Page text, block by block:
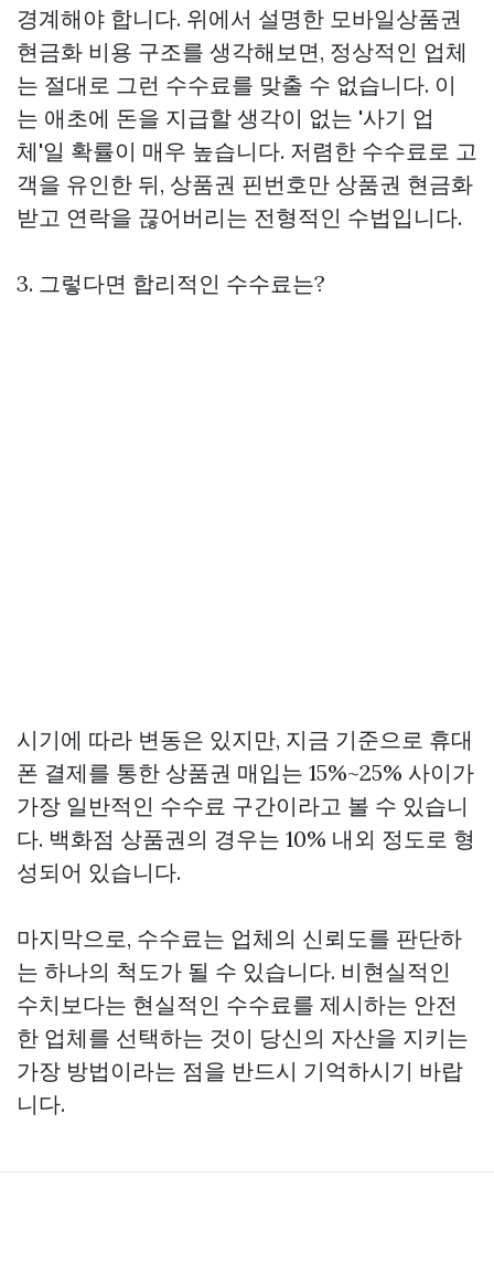
경계해야 합니다. 위에서 설명한 모바일상품권
현금화 비용 구조를 생각해보면, 정상적인 업체
는 절대로 그런 수수료를 맞출 수 없습니다. 이
는 애초에 돈을 지급할 생각이 없는 '사기 업
체'일 확률이 매우 높습니다. 저렴한 수수료로 고
객을 유인한 뒤, 상품권 핀번호만 상품권 현금화
받고 연락을 끊어버리는 전형적인 수법입니다.
3. 그렇다면 합리적인 수수료는?
시기에 따라 변동은 있지만, 지금 기준으로 휴대
폰 결제를 통한 상품권 매입는 15%~25% 사이가
가장 일반적인 수수료 구간이라고 볼 수 있습니
다. 백화점 상품권의 경우는 10% 내외 정도로 형
성되어 있습니다.
마지막으로, 수수료는 업체의 신뢰도를 판단하
는 하나의 척도가 될 수 있습니다. 비현실적인
수치보다는 현실적인 수수료를 제시하는 안전
한 업체를 선택하는 것이 당신의 자산을 지키는
가장 방법이라는 점을 반드시 기억하시기 바랍
니다.